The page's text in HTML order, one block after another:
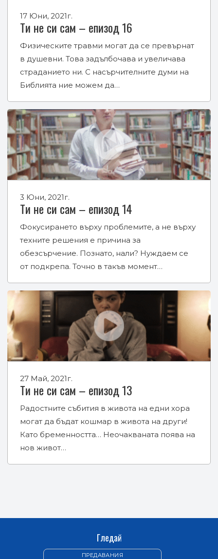
17 Юни, 2021г.
Ти не си сам – епизод 16
Физическите травми могат да се превърнат
в душевни. Това задълбочава и увеличава
страданието ни. С насърчителните думи на
Библията ние можем да…
3 Юни, 2021г.
Ти не си сам – епизод 14
Фокусирането върху проблемите, а не върху
техните решения е причина за
обезсърчение. Познато, нали? Нуждаем се
от подкрепа. Точно в такъв момент…
27 Май, 2021г.
Ти не си сам – епизод 13
Радостните събития в живота на едни хора
могат да бъдат кошмар в живота на други!
Като бременността… Неочакваната поява на
нов живот…
Гледай
ПРЕДАВАНИЯ